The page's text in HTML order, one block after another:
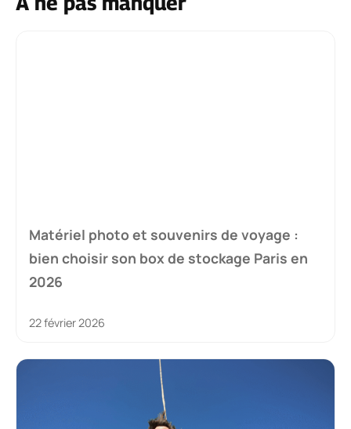
Matériel photo et souvenirs de voyage :
bien choisir son box de stockage Paris en
2026
22 février 2026